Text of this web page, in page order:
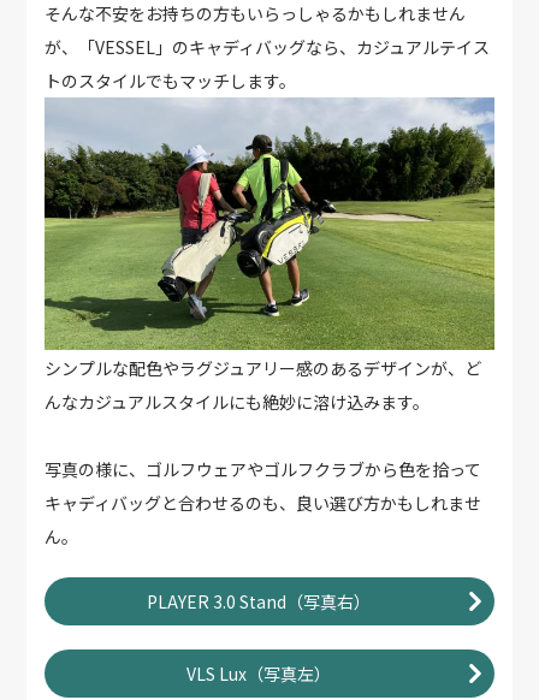
そんな不安をお持ちの方もいらっしゃるかもしれません
が、「VESSEL」のキャディバッグなら、カジュアルテイス
トのスタイルでもマッチします。
シンプルな配色やラグジュアリー感のあるデザインが、ど
んなカジュアルスタイルにも絶妙に溶け込みます。
写真の様に、ゴルフウェアやゴルフクラブから色を拾って
キャディバッグと合わせるのも、良い選び方かもしれませ
ん。
PLAYER 3.0 Stand（写真右）
VLS Lux（写真左）